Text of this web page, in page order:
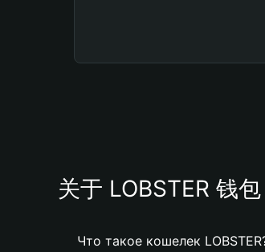
关于 LOBSTER 钱包
Что такое кошелек